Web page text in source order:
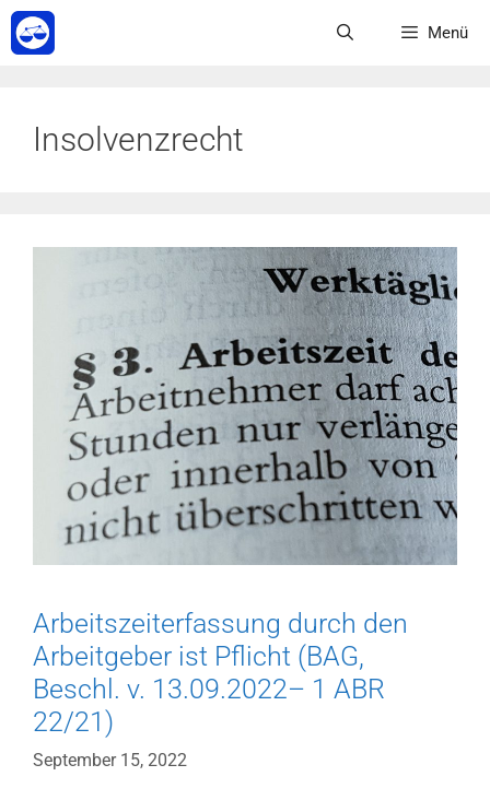
Zum
Inhalt
Menü
Insolvenzrecht
Arbeitszeiterfassung durch den
Arbeitgeber ist Pflicht (BAG,
Beschl. v. 13.09.2022– 1 ABR
22/21)
September 15, 2022